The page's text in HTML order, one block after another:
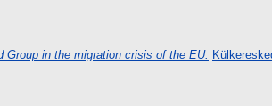
Group in the migration crisis of the EU.